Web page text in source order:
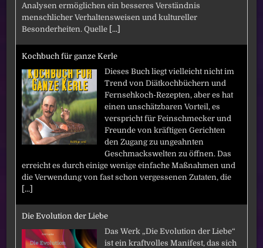
Analysen ermöglichen ein besseres Verständnis
menschlicher Verhaltensweisen und kultureller
Besonderheiten. Quelle [...]
Kochbuch für ganze Kerle
Dieses Buch liegt vielleicht nicht im
Trend von Diätkochbüchern und
Fernsehkoch-Rezepten, aber es hat
einen unschätzbaren Vorteil, es
verspricht für Feinschmecker und
Freunde von kräftigen Gerichten
den Zugang zu ungeahnten
Geschmackswelten zu öffnen. Das
erreicht es durch einige wenige einfache Maßnahmen und
die Verwendung von fast schon vergessenen Zutaten, die
[...]
Die Evolution der Liebe
Das Werk „Die Evolution der Liebe“
ist ein kraftvolles Manifest, das sich